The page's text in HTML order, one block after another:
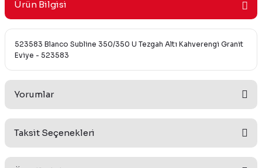
Ürün Bilgisi
523583 Blanco Subline 350/350 U Tezgah Altı Kahverengi Granit
Eviye - 523583
Yorumlar
Taksit Seçenekleri